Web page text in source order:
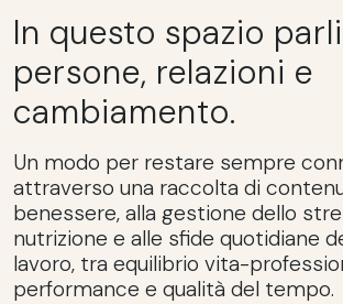
In questo spazio
persone, relazioni e
cambiamento.
Un modo per restare sempre
attraverso una raccolta di
benessere, alla gestione dello
nutrizione e alle sfide quotidiane
lavoro, tra equilibrio vita-
performance e qualità del tempo.